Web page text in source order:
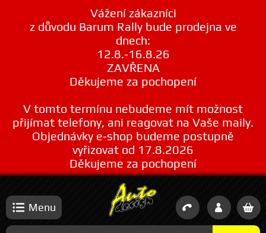
Vážení zákazníci
z důvodu Barum Rally bude prodejna ve
dnech:
12.8.-16.8.26
ZAVŘENA
Děkujeme za pochopení
V tomto termínu nebudeme mít možnost
přijímat telefony, ani reagovat na Vaše maily.
Objednávky e-shop budeme postupně
vyřizovat od 17.8.2026
Děkujeme za pochopení
Menu